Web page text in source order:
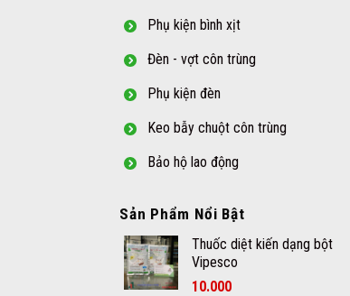
Phụ kiện bình xịt
Đèn - vợt côn trùng
Phụ kiện đèn
Keo bẫy chuột côn trùng
Bảo hộ lao động
Sản Phẩm Nổi Bật
Thuốc diệt kiến dạng bột
Vipesco
10.000